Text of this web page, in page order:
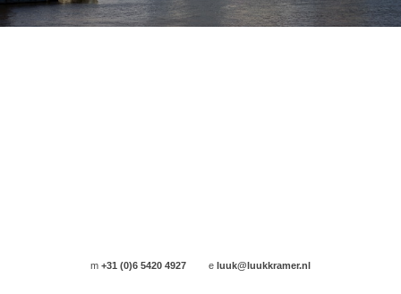
m+31 (0)6 5420 4927 e luuk@luukkramer.nl